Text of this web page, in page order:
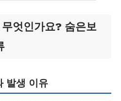
엇인가요? 숨은보
발생 이유